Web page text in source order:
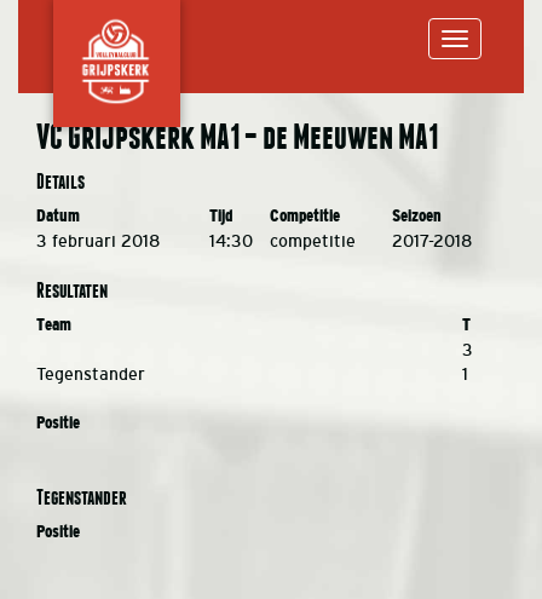
VC Grijpskerk MA1 – de Meeuwen MA1
Details
Datum Tijd Competitie Seizoen
3 februari 2018 14:30 competitie 2017-2018
Resultaten
Team T
3
Tegenstander
1
Positie
Tegenstander
Positie